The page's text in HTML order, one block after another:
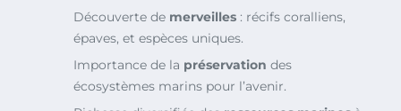
Découverte de merveilles : récifs coralliens,
épaves, et espèces uniques.
Importance de la préservation des
écosystèmes marins pour l’avenir.